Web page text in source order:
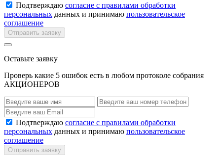
Подтверждаю согласие с правилами обработки
персональных данных и принимаю пользовательское
соглашение
Отправить заявку
Оставьте заявку
Проверь какие 5 ошибок есть в любом протоколе собрания
АКЦИОНЕРОВ
Подтверждаю согласие с правилами обработки
персональных данных и принимаю пользовательское
соглашение
Отправить заявку